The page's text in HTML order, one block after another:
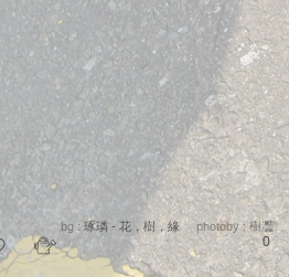
bg : 琢璘 - 花，樹，緣 photoby :樹灩
0